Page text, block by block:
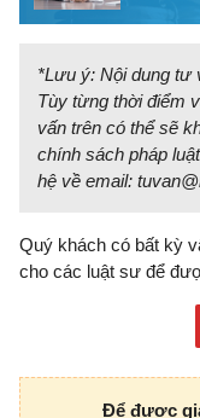
*Lưu ý: Nội dung tư
Tùy từng thời điểm
vấn trên có thể sẽ
chính sách pháp
hệ về email:
Quý khách có bất kỳ
cho các luật sư để
Để được